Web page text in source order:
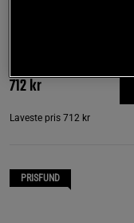
712 kr
Laveste pris 712 kr
PRISFUND